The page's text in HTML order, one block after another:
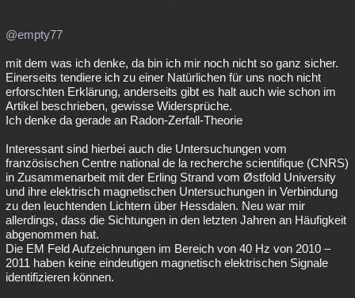
@empty77
mit dem was ich denke, da bin ich mir noch nicht so ganz sicher.
Einerseits tendiere ich zu einer Natürlichen für uns noch nicht
erforschten Erklärung, anderseits gibt es halt auch wie schon im
Artikel beschrieben, gewisse Widersprüche.
Ich denke da gerade an Radon-Zerfall-Theorie
Interessant sind hierbei auch die Untersuchungen vom
französischen Centre national de la recherche scientifique (CNRS)
in Zusammenarbeit mit der Erling Strand vom Østfold University
und ihre elektrisch magnetischen Untersuchungen in Verbindung
zu den leuchtenden Lichtern über Hessdalen. Neu war mir
allerdings, dass die Sichtungen in den letzten Jahren an Häufigkeit
abgenommen hat.
Die EM Feld Aufzeichnungen im Bereich von 40 Hz von 2010 –
2011 haben keine eindeutigen magnetisch elektrischen Signale
identifizieren können.